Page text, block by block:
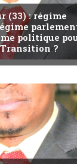
(33) : régime
politique
Transition ?